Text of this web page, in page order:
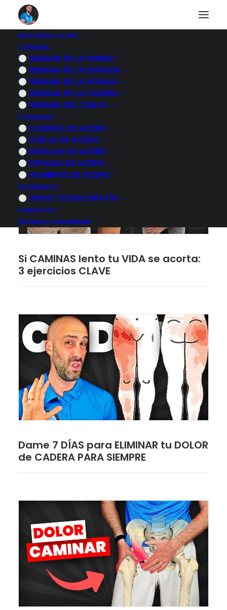
DESCARGA LA APP
1 SEMANA
SEMANA DE LA HERNIA
SEMANA DE LA ESPALDA
SEMANA DE LA RODILLA
SEMANA DE LA CADERA
SEMANA DEL CUELLO
3 SEMANAS
CADERAS DE ACERO
CUELLO DE ACERO
RODILLAS DE ACERO
ESPALDA DE ACERO
HOMBROS DE ACERO
16 SEMANAS
VENCE TU DISCOPATÍA
CONTACTO
ENTRAR AL PROGRAMA
Fortalecimiento
VOLVER AL CUERPO HUMANO
Si CAMINAS lento tu VIDA se acorta:
3 ejercicios CLAVE
Dame 7 DÍAS para ELIMINAR tu DOLOR
de CADERA PARA SIEMPRE